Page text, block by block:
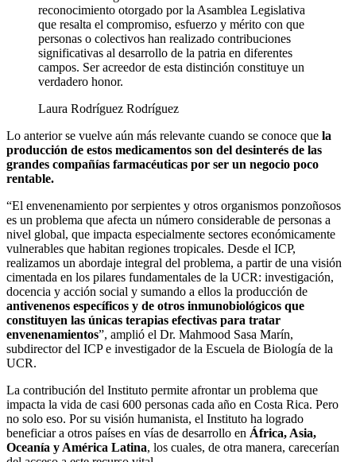
reconocimiento otorgado por la Asamblea Legislativa
que resalta el compromiso, esfuerzo y mérito con que
personas o colectivos han realizado contribuciones
significativas al desarrollo de la patria en diferentes
campos. Ser acreedor de esta distinción constituye un
verdadero honor.
Laura Rodríguez Rodríguez
Lo anterior se vuelve aún más relevante cuando se conoce que la
producción de estos medicamentos son del desinterés de las
grandes compañías farmacéuticas por ser un negocio poco
rentable.
“El envenenamiento por serpientes y otros organismos ponzoñosos
es un problema que afecta un número considerable de personas a
nivel global, que impacta especialmente sectores económicamente
vulnerables que habitan regiones tropicales. Desde el ICP,
realizamos un abordaje integral del problema, a partir de una visión
cimentada en los pilares fundamentales de la UCR: investigación,
docencia y acción social y sumando a ellos la producción de
antivenenos específicos y de otros inmunobiológicos que
constituyen las únicas terapias efectivas para tratar
envenenamientos”, amplió el Dr. Mahmood Sasa Marín,
subdirector del ICP e investigador de la Escuela de Biología de la
UCR.
La contribución del Instituto permite afrontar un problema que
impacta la vida de casi 600 personas cada año en Costa Rica. Pero
no solo eso. Por su visión humanista, el Instituto ha logrado
beneficiar a otros países en vías de desarrollo en África, Asia,
Oceanía y América Latina, los cuales, de otra manera, carecerían